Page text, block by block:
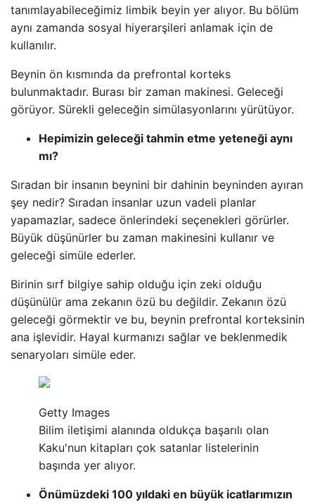
tanımlayabileceğimiz limbik beyin yer alıyor. Bu bölüm
aynı zamanda sosyal hiyerarşileri anlamak için de
kullanılır.
Beynin ön kısmında da prefrontal korteks
bulunmaktadır. Burası bir zaman makinesi. Geleceği
görüyor. Sürekli geleceğin simülasyonlarını yürütüyor.
Hepimizin geleceği tahmin etme yeteneği aynı
mı?
Sıradan bir insanın beynini bir dahinin beyninden ayıran
şey nedir? Sıradan insanlar uzun vadeli planlar
yapamazlar, sadece önlerindeki seçenekleri görürler.
Büyük düşünürler bu zaman makinesini kullanır ve
geleceği simüle ederler.
Birinin sırf bilgiye sahip olduğu için zeki olduğu
düşünülür ama zekanın özü bu değildir. Zekanın özü
geleceği görmektir ve bu, beynin prefrontal korteksinin
ana işlevidir. Hayal kurmanızı sağlar ve beklenmedik
senaryoları simüle eder.
Getty Images
Bilim iletişimi alanında oldukça başarılı olan
Kaku'nun kitapları çok satanlar listelerinin
başında yer alıyor.
Önümüzdeki 100 yıldaki en büyük icatlarımızın